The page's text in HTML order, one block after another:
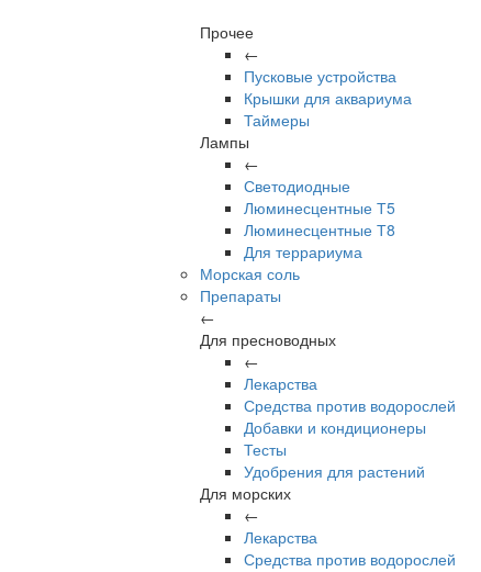
Прочее
←
Пусковые устройства
Крышки для аквариума
Таймеры
Лампы
←
Светодиодные
Люминесцентные Т5
Люминесцентные Т8
Для террариума
Морская соль
Препараты
←
Для пресноводных
←
Лекарства
Средства против водорослей
Добавки и кондиционеры
Тесты
Удобрения для растений
Для морских
←
Лекарства
Средства против водорослей